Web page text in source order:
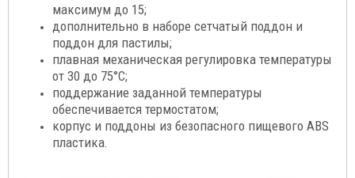
максимум до 15;
дополнительно в наборе сетчатый поддон и
поддон для пастилы;
плавная механическая регулировка температуры
от 30 до 75°C;
поддержание заданной температуры
обеспечивается термостатом;
корпус и поддоны из безопасного пищевого ABS
пластика.